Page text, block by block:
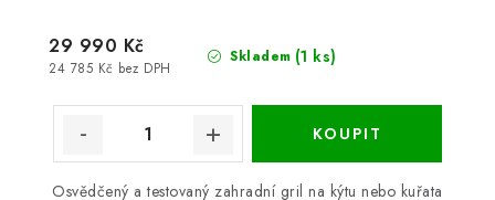
Skladem (1 ks)
24 785 Kč bez DPH
29 990 Kč
Osvědčený a testovaný zahradní gril na kýtu nebo kuřata